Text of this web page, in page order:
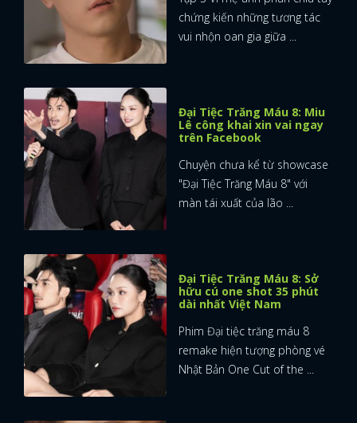
chứng kiến những tương tác
vui nhộn oan gia giữa ...
Đại Tiệc Trăng Máu 8: Miu
Lê công khai xin vai ngay
trên Facebook
Chuyện chưa kể từ showcase
"Đại Tiệc Trăng Máu 8" với
màn tái xuất của lão ...
Đại Tiệc Trăng Máu 8: Sở
hữu cú one shot 35 phút
dài nhất Việt Nam
Phim Đại tiệc trăng máu 8
remake hiện tượng phòng vé
Nhật Bản One Cut of the ...